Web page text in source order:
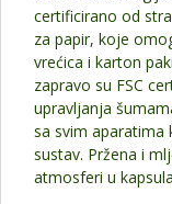
certificirano od
za papir, koje
vrećica i karton
zapravo su FSC
upravljanja
sa svim aparatima
sustav. Pržena i
atmosferi u